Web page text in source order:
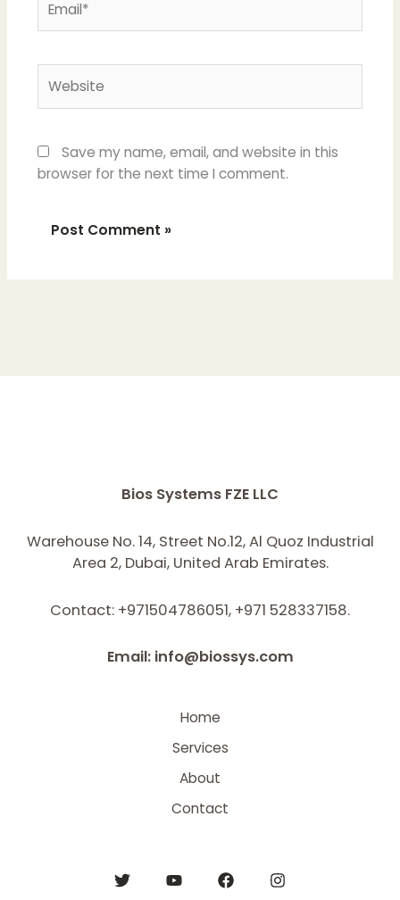
Save my name, email, and website in this
browser for the next time I comment.
Bios Systems FZE LLC
Warehouse No. 14, Street No.12, Al Quoz Industrial
Area 2, Dubai, United Arab Emirates.
Contact: +971504786051, +971 528337158.
Email: info@biossys.com
Home
Services
About
Contact